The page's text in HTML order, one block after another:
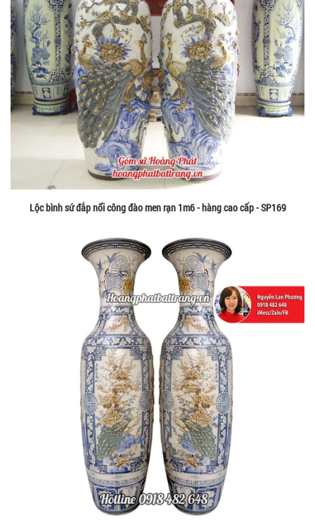
Lộc bình sứ đắp nổi công đào men rạn 1m6 - hàng cao cấp - SP169